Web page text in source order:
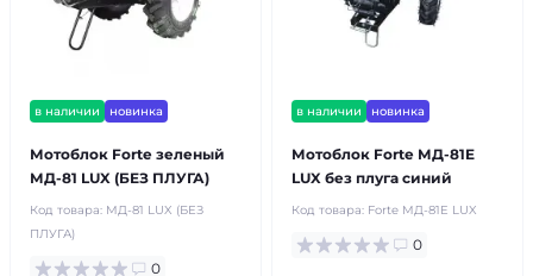
в наличии новинка
Мотоблок Forte зеленый
МД-81 LUX (БЕЗ ПЛУГА)
Код товара: МД-81 LUX (БЕЗ
ПЛУГА)
0
в наличии новинка
Мотоблок Forte МД-81E
LUX без плуга синий
Код товара: Forte МД-81E LUX
0